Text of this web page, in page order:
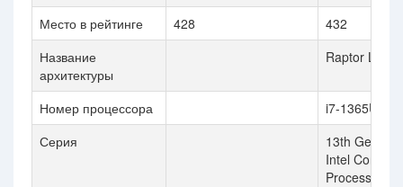
Место в рейтинге 428
432
Название
архитектуры
Raptor Lake
Номер процессора
i7-1365U
Серия
13th
Intel Core i7
Processors